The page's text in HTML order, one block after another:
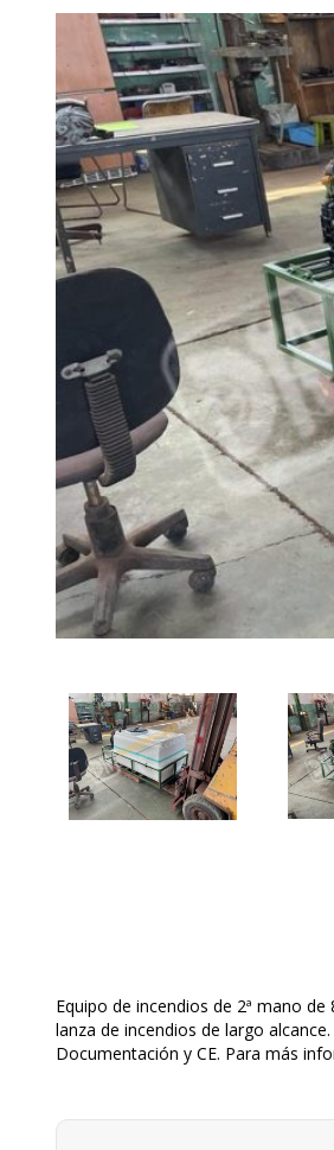
Equipo de incendios de 2ª mano
lanza de incendios de largo
Documentación y CE. Para más